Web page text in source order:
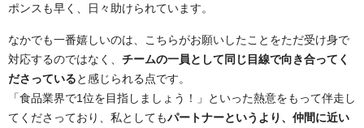
ポンスも早く、日々助けられています。
なかでも一番嬉しいのは、こちらがお願いしたことをただ受け身で
対応するのではなく、 チームの一員として同じ目線で向き合ってく
ださっていると感じられる点です。
「食品業界で1位を目指しましょう！」といった熱意をもって伴走し
てくださっており、私としてもパートナーというより、仲間に近い